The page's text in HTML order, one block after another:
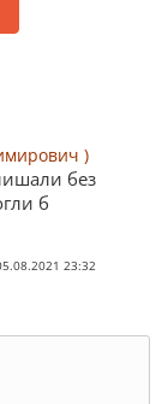
)
без
б
23:32